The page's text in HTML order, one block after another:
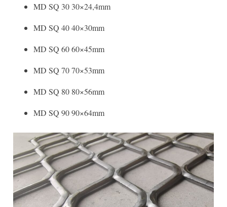
MD SQ 30 30×24,4mm
MD SQ 40 40×30mm
MD SQ 60 60×45mm
MD SQ 70 70×53mm
MD SQ 80 80×56mm
MD SQ 90 90×64mm